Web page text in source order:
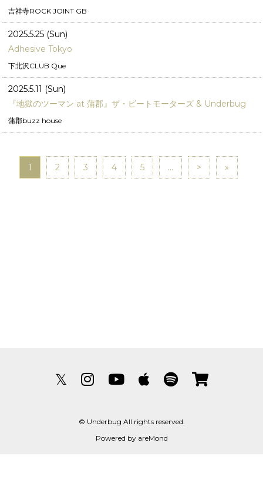
吉祥寺ROCK JOINT GB
2025.5.25 (Sun)
Adhesive Tokyo
下北沢CLUB Que
2025.5.11 (Sun)
『地獄のツーマン at 蒲郡』ザ・ビートモーターズ & Underbug
蒲郡buzz house
1 2 3 4 5 ... > »
𝕏
© Underbug All rights reserved.
Powered by areMond